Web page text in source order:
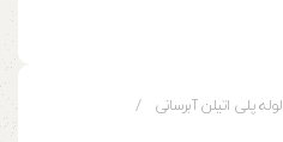
لوله پلی اتیلن آبرسانی